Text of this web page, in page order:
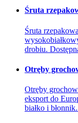
Śruta
Śruta
drobiu.
Otręby
Otręby
eksport do
białko i